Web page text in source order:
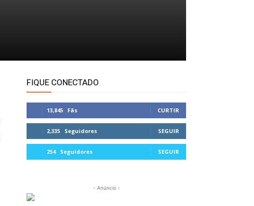
FIQUE CONECTADO
13,845 Fãs CURTIR
2,335 Seguidores SEGUIR
254 Seguidores SEGUIR
- Anúncio -